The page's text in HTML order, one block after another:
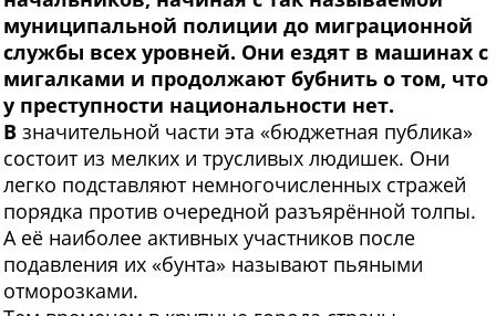
муниципальной полиции до миграционной
службы всех уровней. Они ездят в машинах с
мигалками и продолжают бубнить о том, что
у преступности национальности нет.
В значительной части эта «бюджетная публика»
состоит из мелких и трусливых людишек. Они
легко подставляют немногочисленных стражей
порядка против очередной разъярённой толпы.
А её наиболее активных участников после
подавления их «бунта» называют пьяными
отморозками.